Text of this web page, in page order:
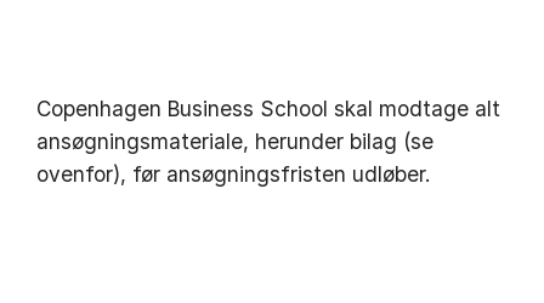
Copenhagen Business School skal modtage alt
ansøgningsmateriale, herunder bilag (se
ovenfor), før ansøgningsfristen udløber.